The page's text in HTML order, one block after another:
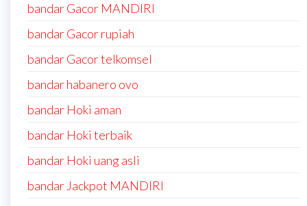
bandar Gacor MANDIRI
bandar Gacor rupiah
bandar Gacor telkomsel
bandar habanero ovo
bandar Hoki aman
bandar Hoki terbaik
bandar Hoki uang asli
bandar Jackpot MANDIRI